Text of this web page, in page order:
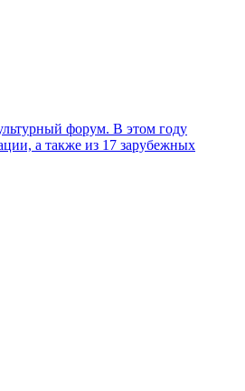
форум. В этом году
а также из 17 зарубежных